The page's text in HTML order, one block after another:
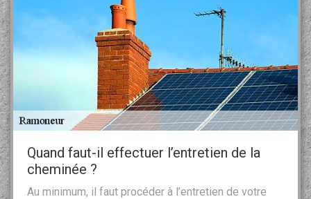
Quand faut-il effectuer l’entretien de la
cheminée ?
Au minimum, il faut procéder à l’entretien de votre